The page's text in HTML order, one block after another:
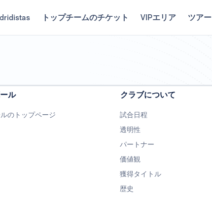
トップチームのチケット VIPエリア ツアー
ル
のトップページ
クラブについて
試合日程
透明性
パートナー
価値観
獲得タイトル
歴史